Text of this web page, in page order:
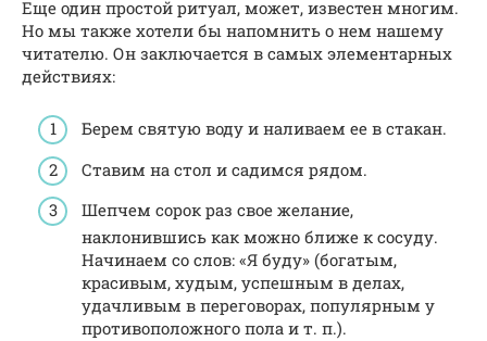
Еще один простой ритуал, может, известен многим.
Но мы также хотели бы напомнить о нем нашему
читателю. Он заключается в самых элементарных
действиях:
Берем святую воду и наливаем ее в стакан.
Ставим на стол и садимся рядом.
Шепчем сорок раз свое желание,
наклонившись как можно ближе к сосуду.
Начинаем со слов: «Я буду» (богатым,
красивым, худым, успешным в делах,
удачливым в переговорах, популярным у
противоположного пола и т. п.).